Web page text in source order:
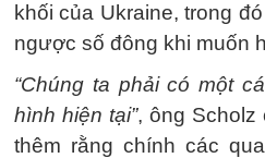
khối của Ukraine, trong
ngược số đông khi muốn
“Chúng ta phải có một
hình hiện tại”, ông Scholz
thêm rằng chính các